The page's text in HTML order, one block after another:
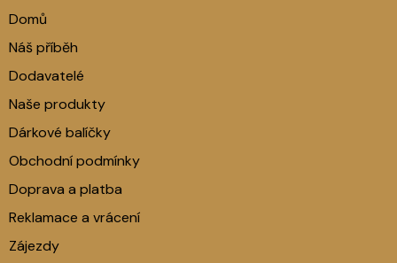
Domů
Náš příběh
Dodavatelé
Naše produkty
Dárkové balíčky
Obchodní podmínky
Doprava a platba
Reklamace a vrácení
Zájezdy